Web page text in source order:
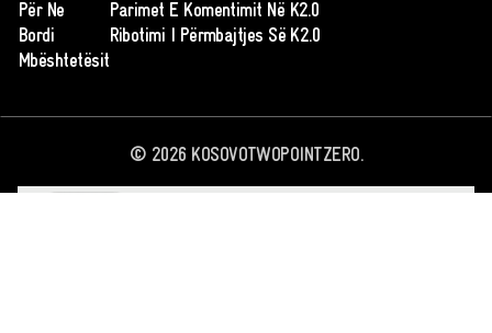
Për Ne
Bordi
Mbështetësit
Parimet E Komentimit Në K2.0
Ribotimi I Përmbajtjes Së K2.0
© 2026KOSOVOTWOPOINTZERO.